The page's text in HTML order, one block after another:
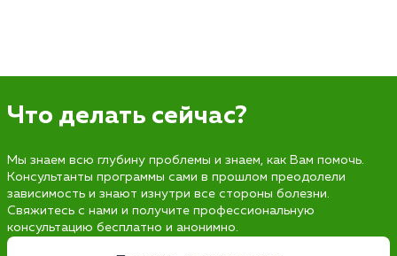
Что делать сейчас?
Мы знаем всю глубину проблемы и знаем, как Вам помочь.
Консультанты программы сами в прошлом преодолели
зависимость и знают изнутри все стороны болезни.
Свяжитесь с нами и получите профессиональную
консультацию бесплатно и анонимно.